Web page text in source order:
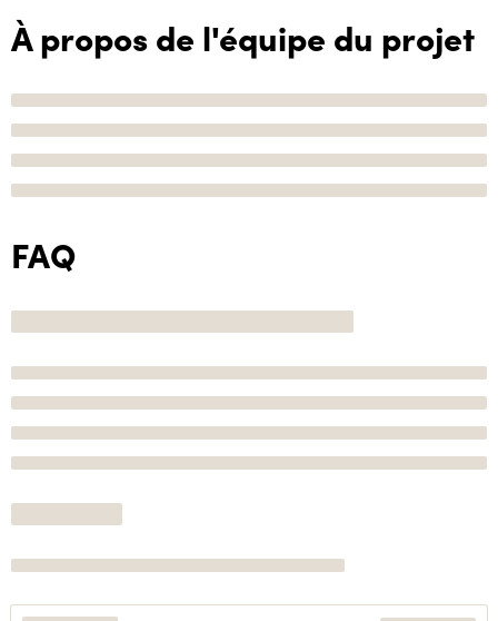
À propos de l'équipe du projet
FAQ